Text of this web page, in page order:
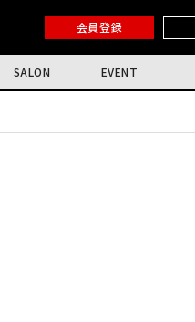
会員登録
SALON EVENT